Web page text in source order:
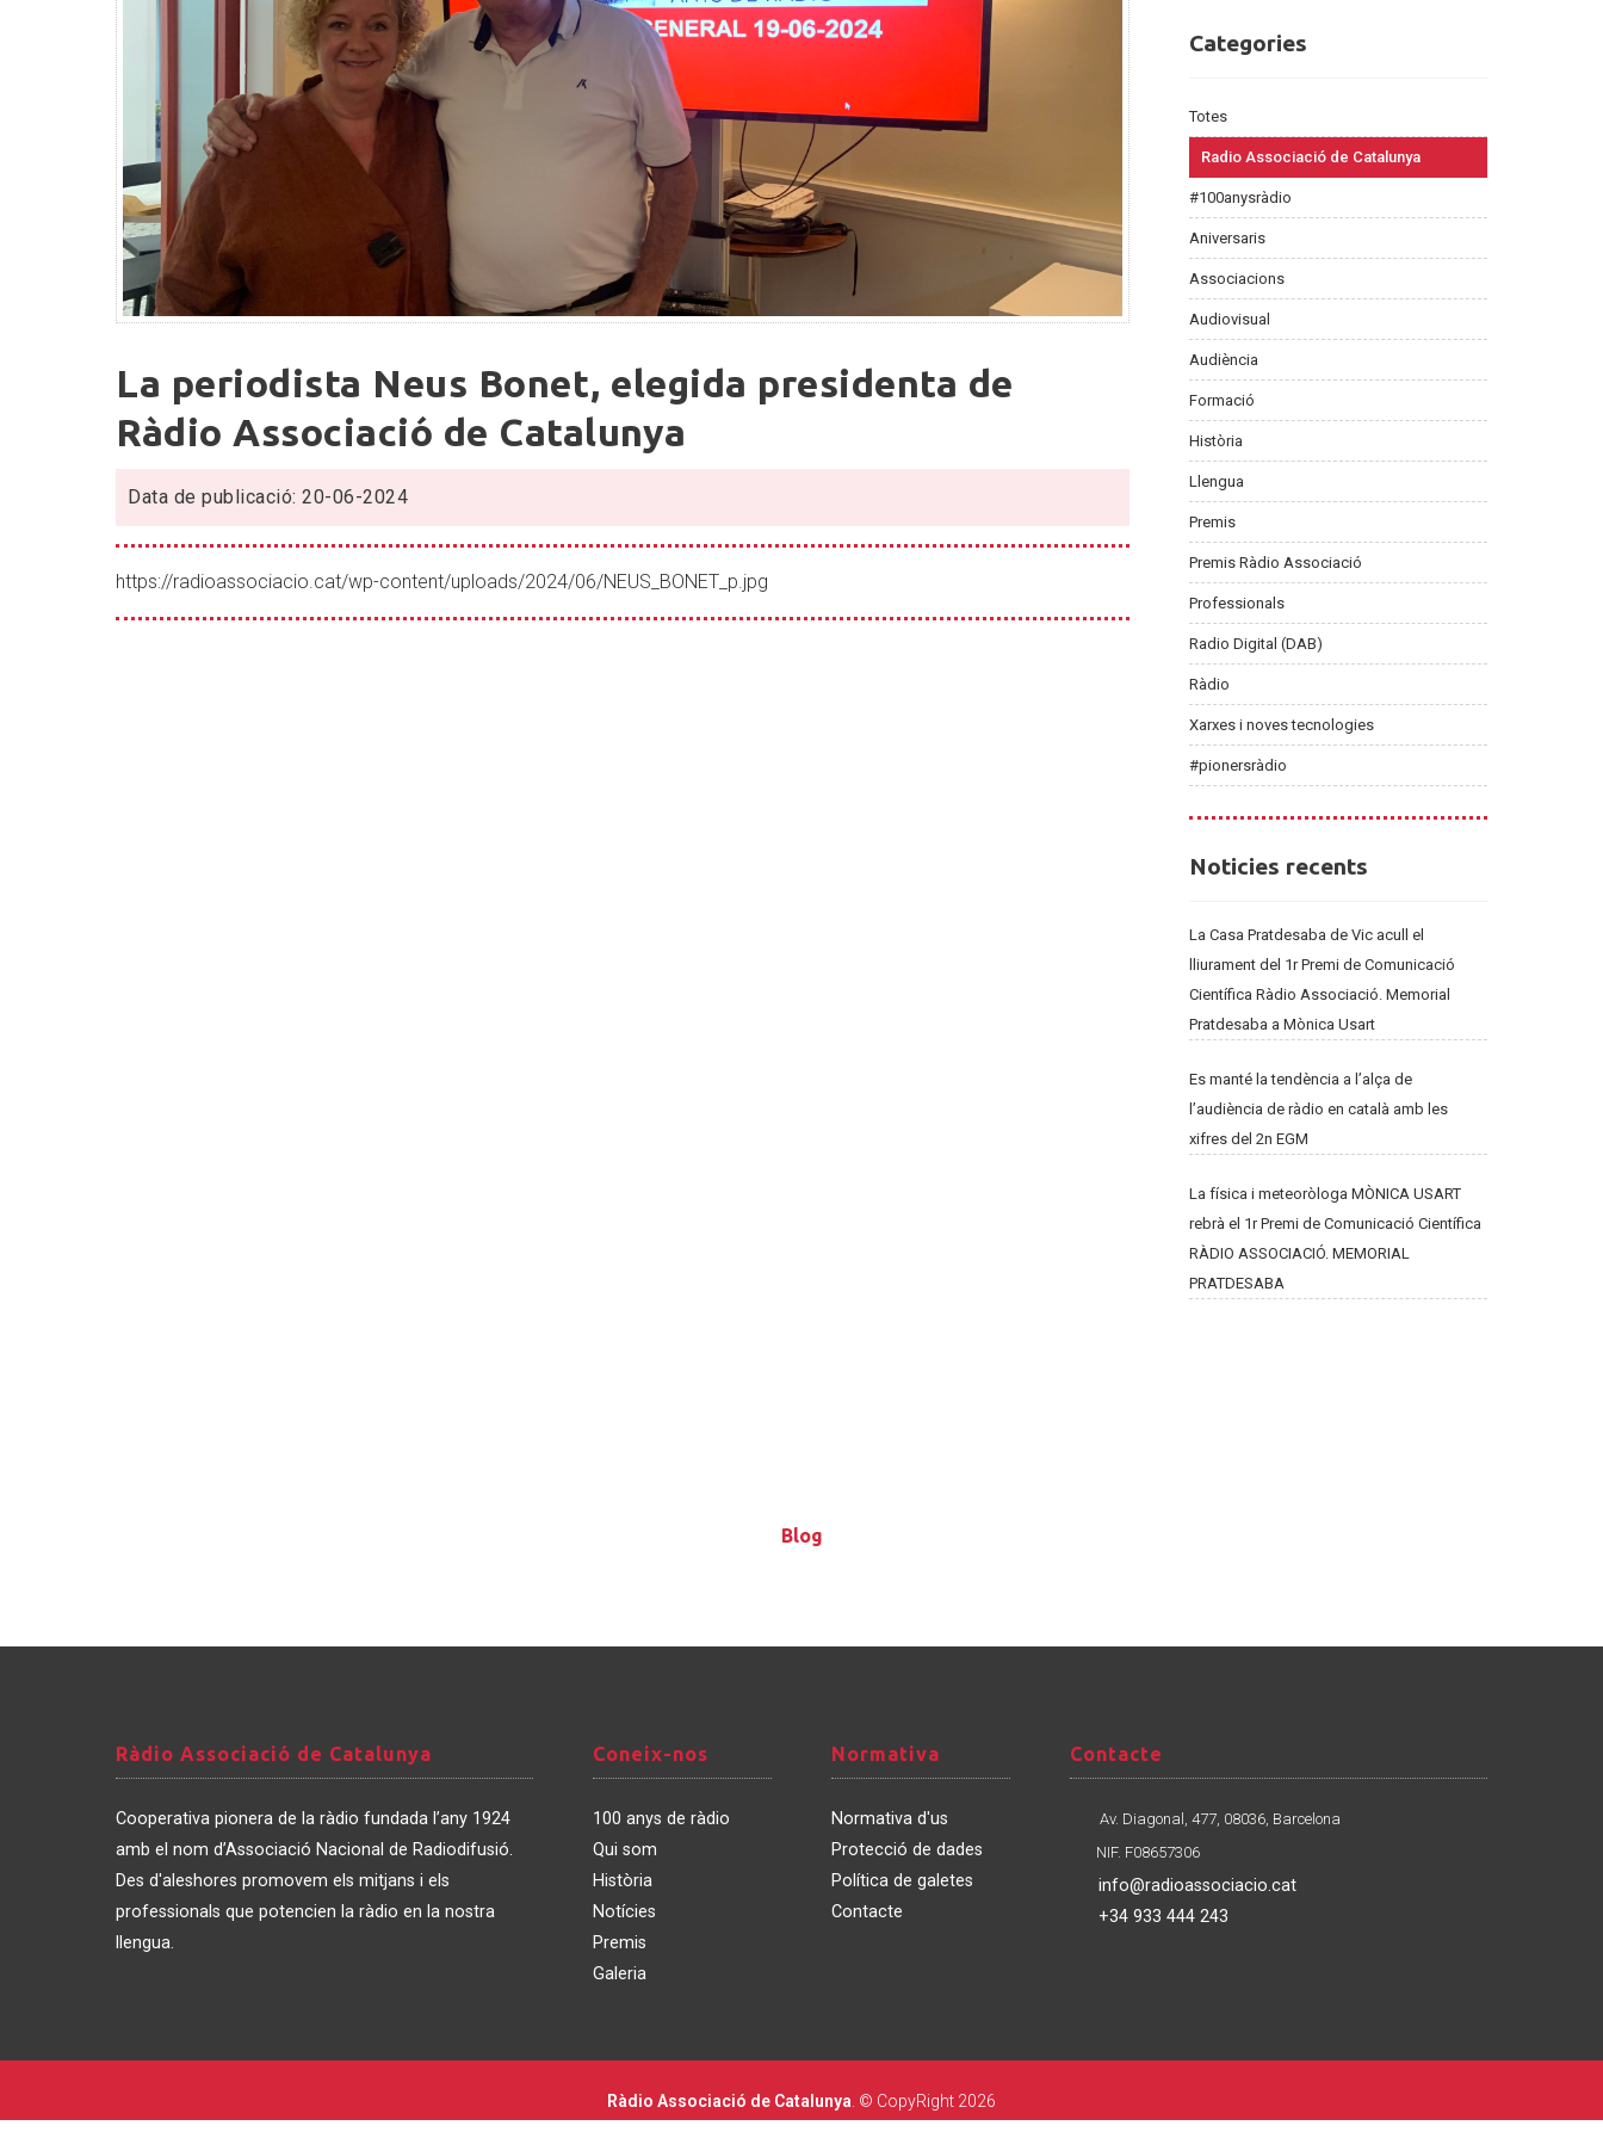
periodista
Neus
Bonet,
elegida
presidenta
de
Ràdio
Associació
de
La periodista Neus Bonet, elegida presidenta de
Ràdio Associació de Catalunya
Data de publicació: 20-06-2024
https://radioassociacio.cat/wp-content/uploads/2024/06/NEUS_BONET_p.jpg
Categories
Categories
Totes
Radio Associació de Catalunya
#100anysràdio
Aniversaris
Associacions
Audiovisual
Audiència
Formació
Història
Llengua
Premis
Premis Ràdio Associació
Professionals
Radio Digital (DAB)
Ràdio
Xarxes i noves tecnologies
#pionersràdio
Noticies
Noticies recents
La Casa Pratdesaba de Vic acull el
lliurament del 1r Premi de Comunicació
Científica Ràdio Associació. Memorial
Pratdesaba a Mònica Usart
Es manté la tendència a l’alça de
l’audiència de ràdio en català amb les
xifres del 2n EGM
La física i meteoròloga MÒNICA USART
rebrà el 1r Premi de Comunicació Científica
RÀDIO ASSOCIACIÓ. MEMORIAL
PRATDESABA
Blog
Blog
Ràdio
Associació
de
Catalunya
Ràdio Associació de Catalunya
Cooperativa pionera de la ràdio fundada l’any 1924
amb el nom d’Associació Nacional de Radiodifusió.
Des d'aleshores promovem els mitjans i els
professionals que potencien la ràdio en la nostra
llengua.
Coneix-
nos
Coneix-nos
100 anys de ràdio
Qui som
Història
Notícies
Premis
Galeria
Normativa
Normativa
Normativa d'us
Protecció de dades
Política de galetes
Contacte
Contacte
Contacte
Av. Diagonal, 477, 08036, Barcelona
NIF. F08657306
info@radioassociacio.cat
+34 933 444 243
Ràdio Associació de Catalunya . © CopyRight 2026